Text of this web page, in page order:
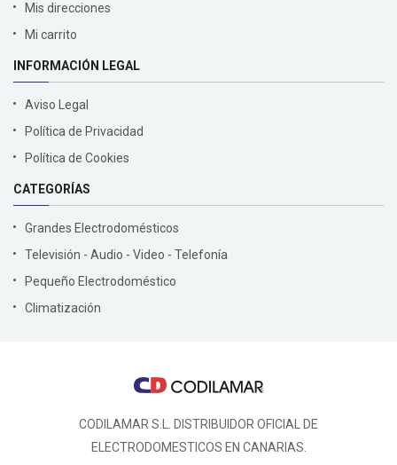
Mis direcciones
Mi carrito
INFORMACIÓN LEGAL
Aviso Legal
Política de Privacidad
Política de Cookies
CATEGORÍAS
Grandes Electrodomésticos
Televisión - Audio - Video - Telefonía
Pequeño Electrodoméstico
Climatización
CODILAMAR S.L. DISTRIBUIDOR OFICIAL DE
ELECTRODOMESTICOS EN CANARIAS.